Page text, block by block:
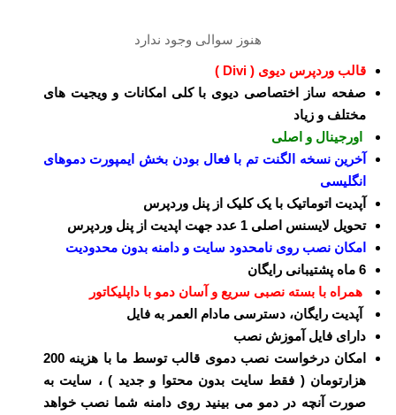
هنوز سوالی وجود ندارد
قالب وردپرس دیوی ( Divi )
صفحه ساز اختصاصی دیوی با کلی امکانات و ویجیت های
مختلف و زیاد
اورجینال و اصلی
آخرین نسخه الگنت تم با فعال بودن بخش ایمپورت دموهای
انگلیسی
آپدیت اتوماتیک با یک کلیک از پنل وردپرس
تحویل لایسنس اصلی 1 عدد جهت اپدیت از پنل وردپرس
امکان نصب روی نامحدود سایت و دامنه بدون محدودیت
6 ماه پشتیبانی رایگان
همراه با بسته نصبی سریع و آسان دمو با داپلیکاتور
آپدیت رایگان، دسترسی مادام العمر به فایل
دارای فایل آموزش نصب
امکان درخواست نصب دموی قالب توسط ما با هزینه 200
هزارتومان ( فقط سایت بدون محتوا و جدید ) ، سایت به
صورت آنچه در دمو می بینید روی دامنه شما نصب خواهد